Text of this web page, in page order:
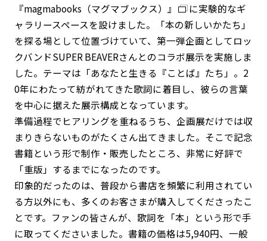
『magmabooks（マグマブックス）』
に実験的なギ
ャラリースペースを設けました。「本の新しいかたち」
を探る場として位置づけていて、第一弾企画としてロッ
クバンドSUPER BEAVERさんとのコラボ展示を実施しま
した。テーマは「あなたと生きる『ことば』たち」。2
0年にわたって紡がれてきた歌詞に着目し、彼らの言葉
を中心に据えた展示構成となっています。
準備過程でヒアリングを重ねるうち、企画展だけでは収
まりきらないものがたくさん出てきました。そこで記念
書籍という形で制作・販売したところ、非常に好評で
「重版」するまでになったのです。
印象的だったのは、普段から書店を頻繁に利用されてい
る方以外にも、多くのお客さまが購入してくださったこ
とです。ファンの皆さんが、歌詞を「本」という形で手
に取ってくださいました。書籍の価格は5,940円、一般